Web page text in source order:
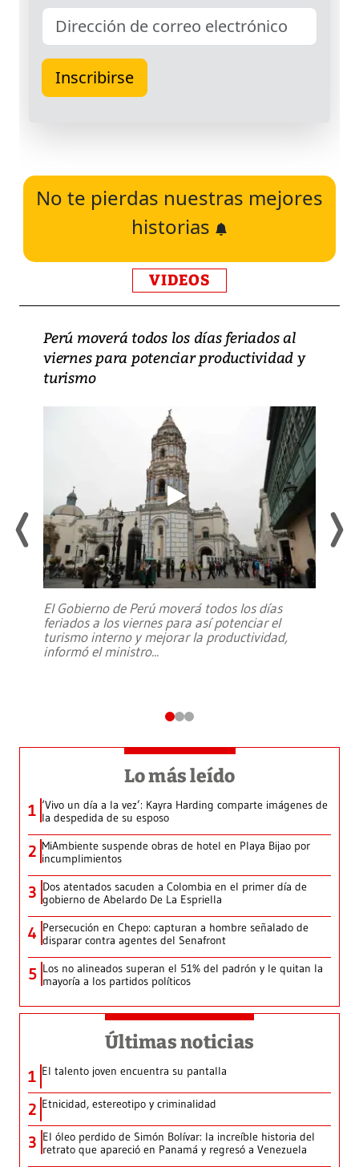
No te pierdas nuestras mejores
historias
VIDEOS
Perú moverá todos los días feriados al
viernes para potenciar productividad y
turismo
El Gobierno de Perú moverá todos los días
feriados a los viernes para así potenciar el
turismo interno y mejorar la productividad,
informó el ministro...
Lo más leído
1 ‘Vivo un día a la vez’: Kayra Harding comparte imágenes de
la despedida de su esposo
2 MiAmbiente suspende obras de hotel en Playa Bijao por
incumplimientos
3 Dos atentados sacuden a Colombia en el primer día de
gobierno de Abelardo De La Espriella
4 Persecución en Chepo: capturan a hombre señalado de
disparar contra agentes del Senafront
5 Los no alineados superan el 51% del padrón y le quitan la
mayoría a los partidos políticos
Últimas noticias
1 El talento joven encuentra su pantalla​
2 Etnicidad, estereotipo y criminalidad
3 El óleo perdido de Simón Bolívar: la increíble historia del
retrato que apareció en Panamá y regresó a Venezuela